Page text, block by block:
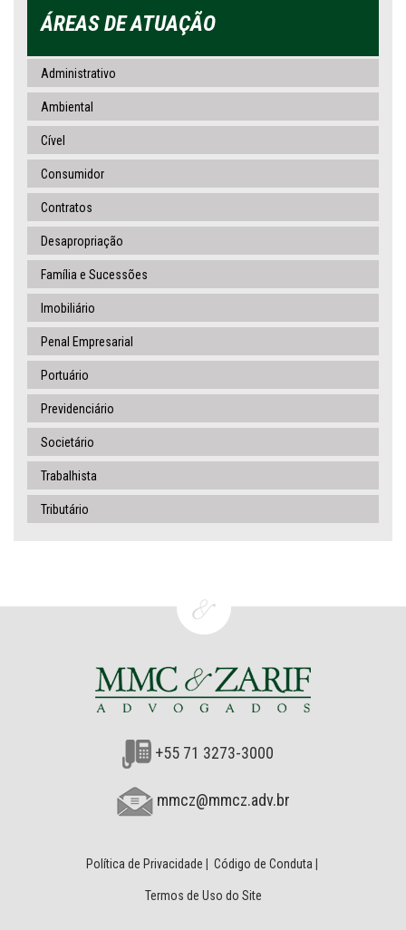
ÁREAS DE ATUAÇÃO
Administrativo
Ambiental
Cível
Consumidor
Contratos
Desapropriação
Família e Sucessões
Imobiliário
Penal Empresarial
Portuário
Previdenciário
Societário
Trabalhista
Tributário
+55 71 3273-3000
mmcz@mmcz.adv.br
Política de Privacidade Código de Conduta
Termos de Uso do Site